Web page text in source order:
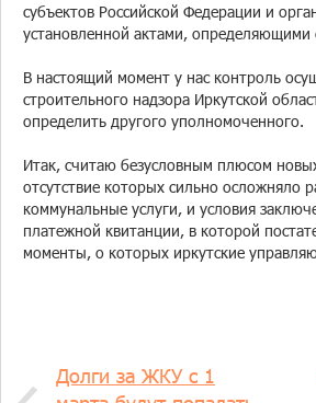
субъектов Российской Федерации и
установленной актами, определяющими
В настоящий момент у нас контроль
строительного надзора Иркутской
определить другого уполномоченного.
Итак, считаю безусловным плюсом
отсутствие которых сильно
коммунальные услуги, и условия
платежной квитанции, в которой
моменты, о которых иркутские
Долги за ЖКУ с 1